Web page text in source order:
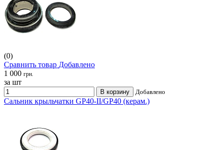
(0)
Сравнить товар Добавлено
1 000 грн.
за шт
В корзину Добавлено
Сальник крыльчатки GP40-II/GP40 (керам.)